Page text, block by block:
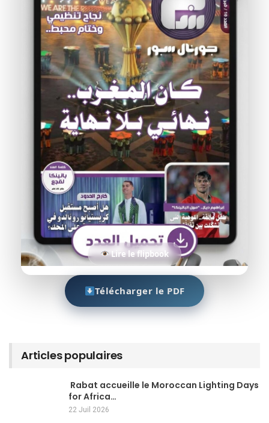
Lire le flipbook
Télécharger le PDF
Articles populaires
Rabat accueille le Moroccan Lighting Days
for Africa…
22 Juil 2026